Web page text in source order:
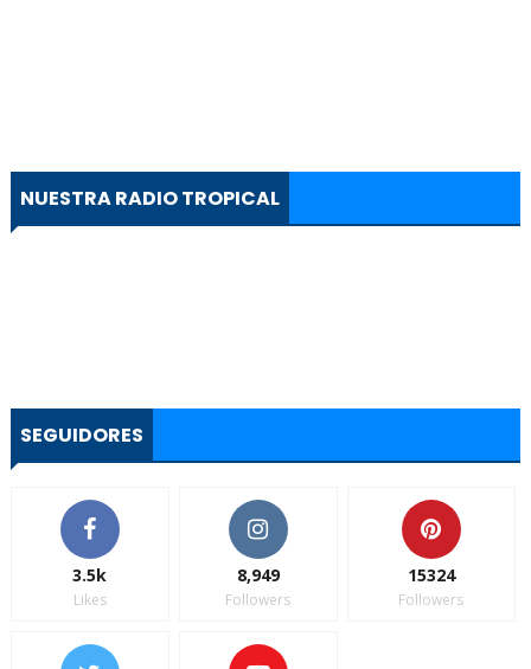
NUESTRA RADIO TROPICAL
SEGUIDORES
3.5k
Likes
8,949
Followers
15324
Followers